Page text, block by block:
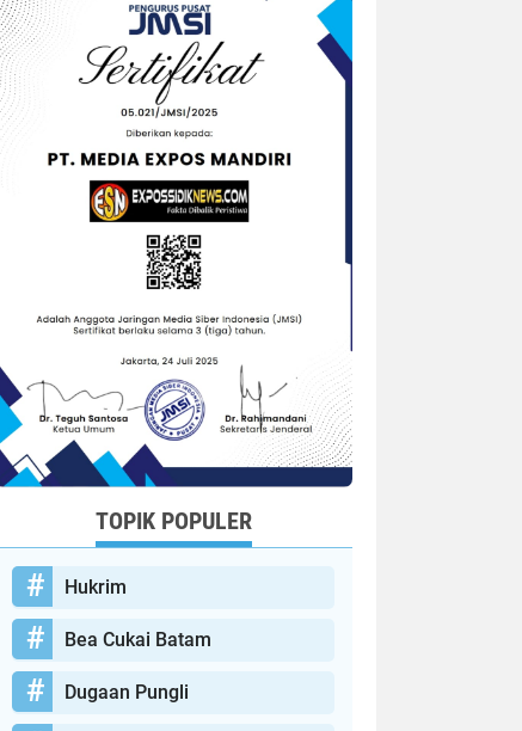
TOPIK POPULER
Hukrim
Bea Cukai Batam
Dugaan Pungli